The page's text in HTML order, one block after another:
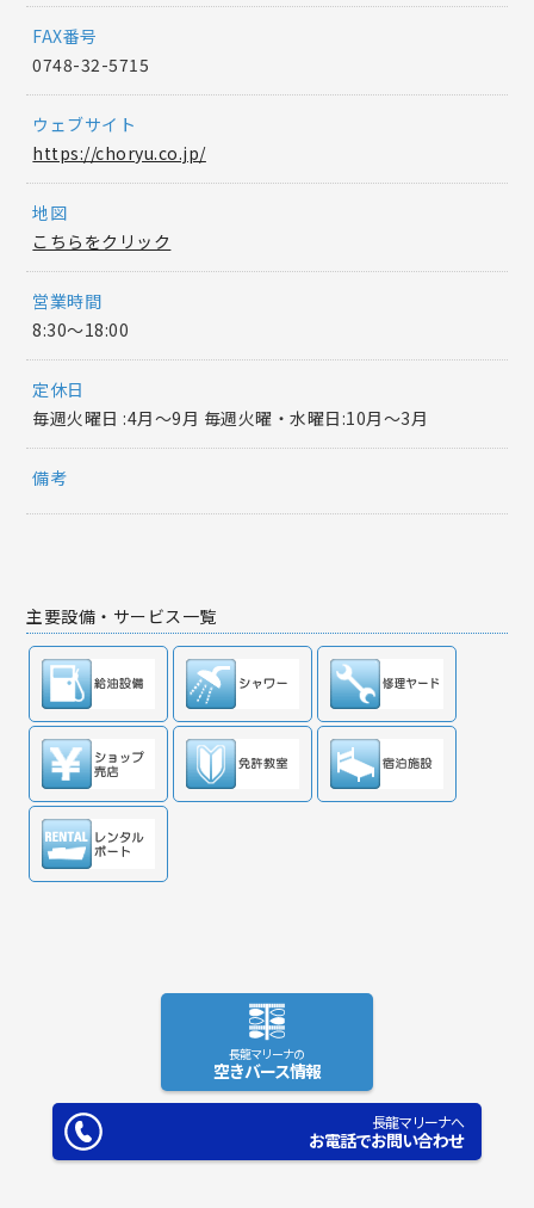
FAX番号
0748-32-5715
ウェブサイト
https://choryu.co.jp/
地図
こちらをクリック
営業時間
8:30～18:00
定休日
毎週火曜日 :4月～9月 毎週火曜・水曜日:10月～3月
備考
主要設備・サービス一覧
長龍マリーナの
空きバース情報
長龍マリーナへ
お電話でお問い合わせ